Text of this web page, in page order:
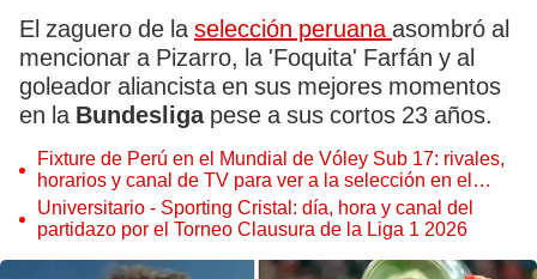
El zaguero de la selección peruanaasombró al
mencionar a Pizarro, la 'Foquita' Farfán y al
goleador aliancista en sus mejores momentos
en la Bundesliga pese a sus cortos 23 años.
Fixture de Perú en el Mundial de Vóley Sub 17: rivales,
horarios y canal de TV para ver a la selección en el
torneo
Universitario - Sporting Cristal: día, hora y canal del
partidazo por el Torneo Clausura de la Liga 1 2026